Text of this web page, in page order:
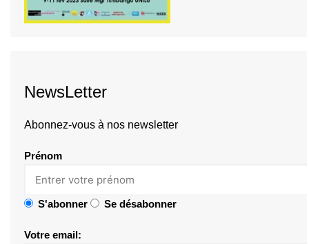
NewsLetter
Abonnez-vous à nos newsletter
Prénom
S'abonner Se désabonner
Votre email: